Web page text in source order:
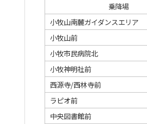
乗降場
小牧山南麓ガイダンスエリア
小牧山前
小牧市民病院北
小牧神明社前
西源寺/西林寺前
ラピオ前
中央図書館前